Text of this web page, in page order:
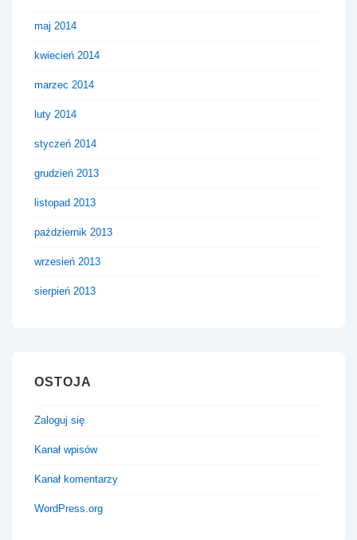
maj 2014
kwiecień 2014
marzec 2014
luty 2014
styczeń 2014
grudzień 2013
listopad 2013
październik 2013
wrzesień 2013
sierpień 2013
OSTOJA
Zaloguj się
Kanał wpisów
Kanał komentarzy
WordPress.org